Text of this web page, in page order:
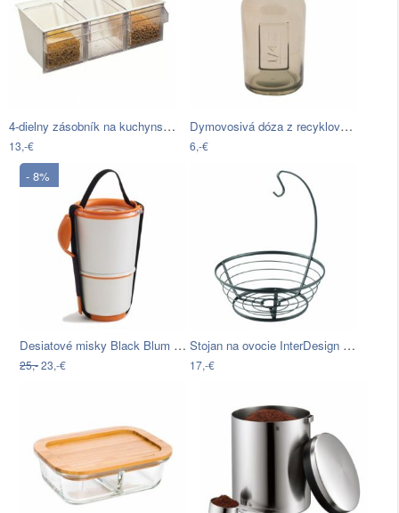
4-dielny zásobník na kuchynské násypky…
13,-€
Dymovosivá dóza z recyklovaného skla…
6,-€
- 8%
Desiatové misky Black Blum Lunch Pot,…
25,-23,-€
Stojan na ovocie InterDesign Axis
17,-€